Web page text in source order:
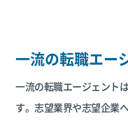
一流の転職エー
一流の転職エージェント
す。志望業界や志望企業